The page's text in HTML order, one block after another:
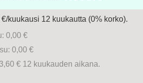
kuukausi 12 kuukautta (0% korko).
0,00 €
0,00 €
€ 12 kuukauden aikana.